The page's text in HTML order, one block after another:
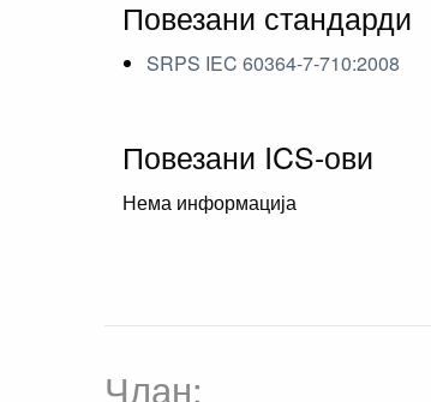
Повезани стандарди
SRPS IEC 60364-7-710:2008
Повезани ICS-ови
Нема информација
Члан: